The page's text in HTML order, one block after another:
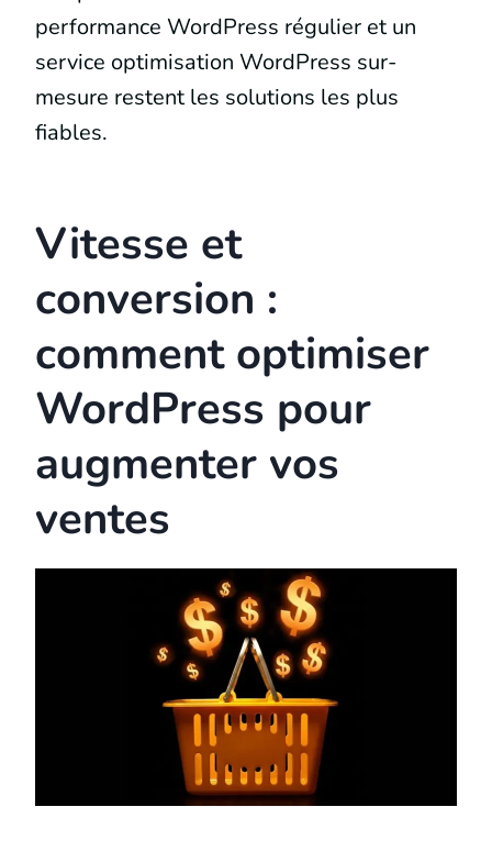
performance WordPress régulier et un
service optimisation WordPress sur-
mesure restent les solutions les plus
fiables.
Vitesse et
conversion :
comment optimiser
WordPress pour
augmenter vos
ventes